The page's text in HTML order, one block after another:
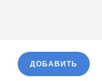
ДОБАВИТЬ